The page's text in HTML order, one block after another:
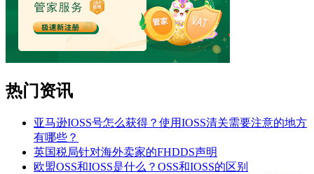
热门资讯
亚马逊IOSS号怎么获得？使用IOSS清关需要注意的地方
有哪些？
英国税局针对海外卖家的FHDDS声明
欧盟OSS和IOSS是什么？OSS和IOSS的区别